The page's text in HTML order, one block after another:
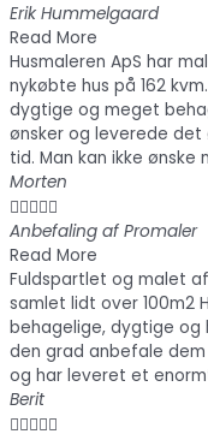
Erik Hummelgaard
Read More
Husmaleren ApS har
nykøbte hus på 162
dygtige og meget
ønsker og leverede
tid. Man kan ikke ønske
Morten

Anbefaling af Promaler
Read More
Fuldspartlet og malet
samlet lidt over 100m2
behagelige, dygtige og
den grad anbefale
og har leveret et
Berit
